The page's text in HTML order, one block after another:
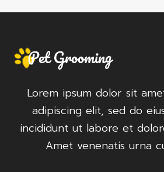
Lorem ipsum dolor sit
adipiscing elit, sed do
incididunt ut labore et
Amet venenatis urna